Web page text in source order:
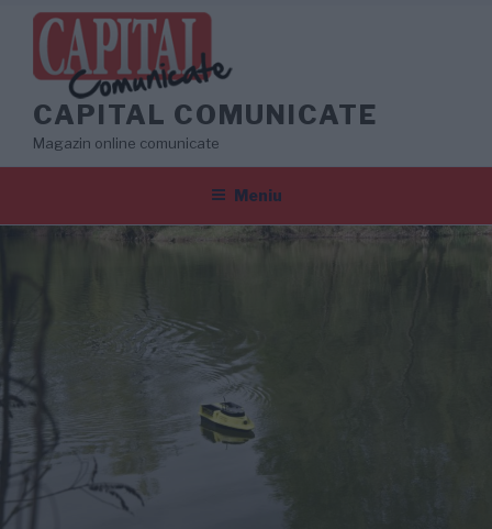
conținut
CAPITAL COMUNICATE
Magazin online comunicate
Meniu